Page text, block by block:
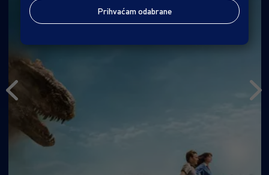
Prihvaćam odabrane